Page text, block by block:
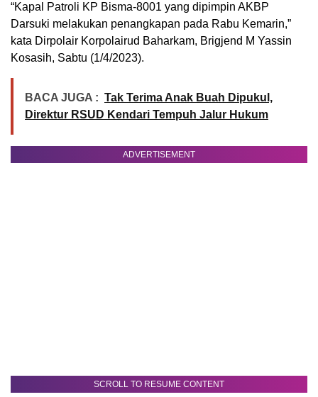
“Kapal Patroli KP Bisma-8001 yang dipimpin AKBP
Darsuki melakukan penangkapan pada Rabu Kemarin,”
kata Dirpolair Korpolairud Baharkam, Brigjend M Yassin
Kosasih, Sabtu (1/4/2023).
BACA JUGA : Tak Terima Anak Buah Dipukul,
Direktur RSUD Kendari Tempuh Jalur Hukum
ADVERTISEMENT
SCROLL TO RESUME CONTENT